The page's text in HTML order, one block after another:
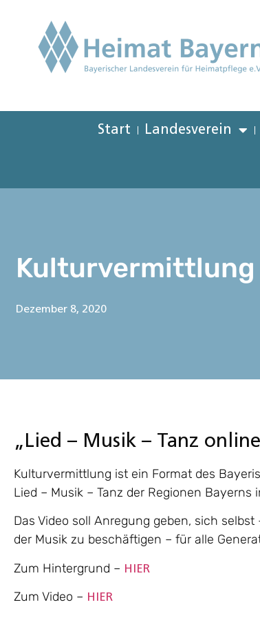
Start Landesverein
Kulturvermittlung
Dezember 8, 2020
„Lied – Musik – Tanz
Kulturvermittlung ist ein Format des
Lied – Musik – Tanz der Regionen
Das Video soll Anregung geben, sich
der Musik zu beschäftigen – für alle
Zum Hintergrund – HIER
Zum Video – HIER